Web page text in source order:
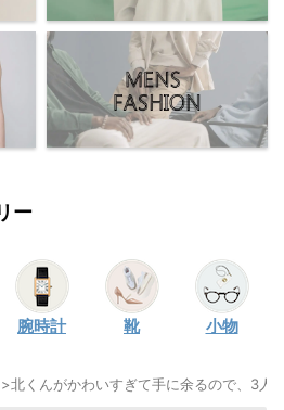
マ衣装・ファッションを
てね♪
性芸能人】
ー
腕時計 靴 小物
>北くんがかわいすぎて手に余るので、3人